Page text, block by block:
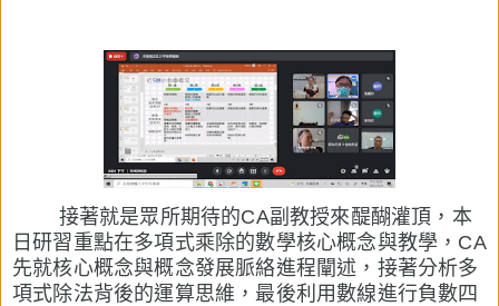
接著就是眾所期待的CA副教授來醍醐灌頂，本
日研習重點在多項式乘除的數學核心概念與教學，CA
先就核心概念與概念發展脈絡進程闡述，接著分析多
項式除法背後的運算思維，最後利用數線進行負數四